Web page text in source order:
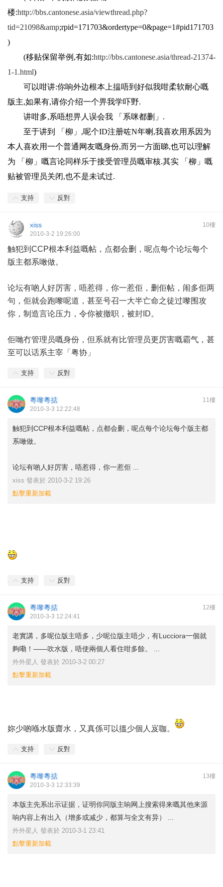
楼:http://bbs.cantonese.asia/viewthread.php?
tid=21098&amp;rpid=171703&ordertype=0&page=1#pid171703
)
(移贴保留举例,有如:http://bbs.cantonese.asia/thread-21374-
1-1.html)
可以咁讲:你响外边根本上揾唔到好似我咁柔软耐心嘅
版主,如果有,请你介绍一个畀我学吓野.
讲咁多,系唔想畀人误会我 「 系咪都删 」.
至于讲到
「 柳 」,呢个ID注册咗N年喇 ,我喜欢用系因为
本人喜欢用一个普通网友嘅身份,而另一方面睇,也可以理解
为 「 柳 」 嘅言论同样乐于接受管理员嘅审核.其实 「 柳 」 嘅
贴被管理员关闭,也不是未试过.
支持 反對
10樓
xiss
2010-3-2 19:26:00
触犯到CCP根本利益嘅帖，点都会删，呢点每个论坛每个
版主都系噉做。
论坛有啲人好厉害，唔惹得，你一惹佢，删佢帖，闹多佢两
句，佢就会跑嚟呢道，甚至号召一大半亡命之徒过嚟围攻
你，制造言论压力，令你被撤职，被封ID。
佢哋冇管理员嘅身份，但系就有比管理员更厉害嘅霸气，甚
至可以话系主宰「粤协」
支持 反對
11樓
粵嚟粵掂
2010-3-3 12:22:48
触犯到CCP根本利益嘅帖，点都会删，呢点每个论坛每个版主都
系噉做。
论坛有啲人好厉害，唔惹得，你一惹佢 ...
xiss 發表於 2010-3-2 19:26
點擊重新加載
支持 反對
12樓
粵嚟粵掂
2010-3-3 12:24:41
老實講，多呢位版主唔多，少呢位版主唔少，有Lucciora一個就
夠嘞！——吹水版，唔使兩個人看住咁多餘。 ...
外外星人 發表於 2010-3-2 00:27
點擊重新加載
妳少啲喺水版齋水，又真係可以搵少個人岌咖。
支持 反對
13樓
粵嚟粵掂
2010-3-3 12:33:39
本版主先系出示证据，证明你同版主响网上搜索得来嘅其他来源
响内容上有出入（增多或减少，都算与全文有异） ...
外外星人 發表於 2010-3-1 23:41
點擊重新加載